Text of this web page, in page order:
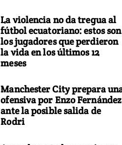
La violencia no da tregua al
fútbol ecuatoriano: estos son
los jugadores que perdieron
la vida en los últimos 12
meses
Manchester City prepara
ofensiva por Enzo Fernández
ante la posible salida de
Rodri